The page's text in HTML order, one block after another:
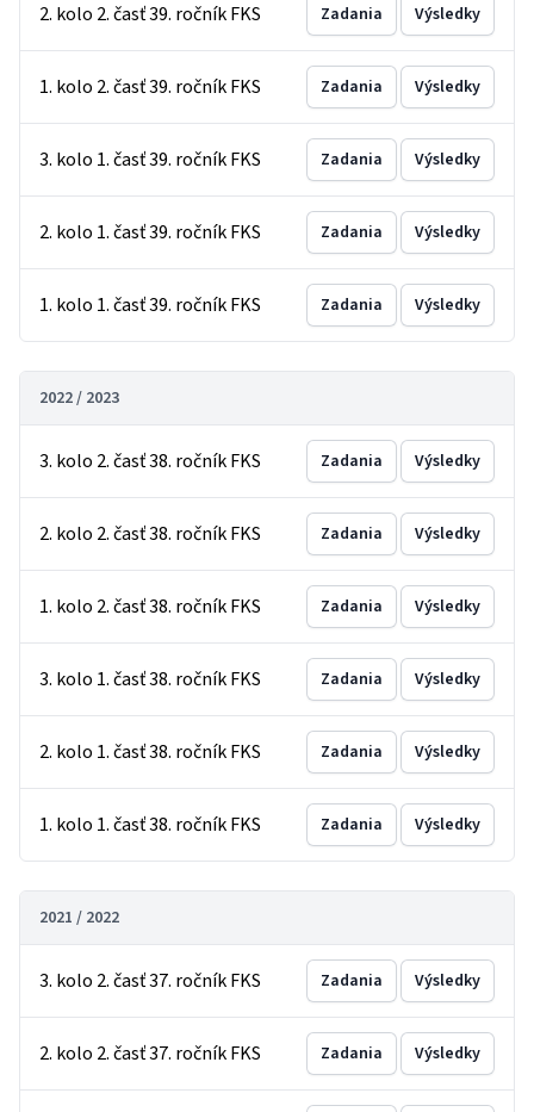
2. kolo 2. časť 39. ročník FKS Zadania Výsledky
1. kolo 2. časť 39. ročník FKS Zadania Výsledky
3. kolo 1. časť 39. ročník FKS Zadania Výsledky
2. kolo 1. časť 39. ročník FKS Zadania Výsledky
1. kolo 1. časť 39. ročník FKS Zadania Výsledky
2022 / 2023
3. kolo 2. časť 38. ročník FKS Zadania Výsledky
2. kolo 2. časť 38. ročník FKS Zadania Výsledky
1. kolo 2. časť 38. ročník FKS Zadania Výsledky
3. kolo 1. časť 38. ročník FKS Zadania Výsledky
2. kolo 1. časť 38. ročník FKS Zadania Výsledky
1. kolo 1. časť 38. ročník FKS Zadania Výsledky
2021 / 2022
3. kolo 2. časť 37. ročník FKS Zadania Výsledky
2. kolo 2. časť 37. ročník FKS Zadania Výsledky